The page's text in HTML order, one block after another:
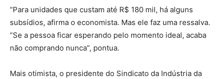
“Para unidades que custam até R$ 180 mil, há alguns
subsídios, afirma o economista. Mas ele faz uma ressalva.
“Se a pessoa ficar esperando pelo momento ideal, acaba
não comprando nunca”, pontua.
Mais otimista, o presidente do Sindicato da Indústria da